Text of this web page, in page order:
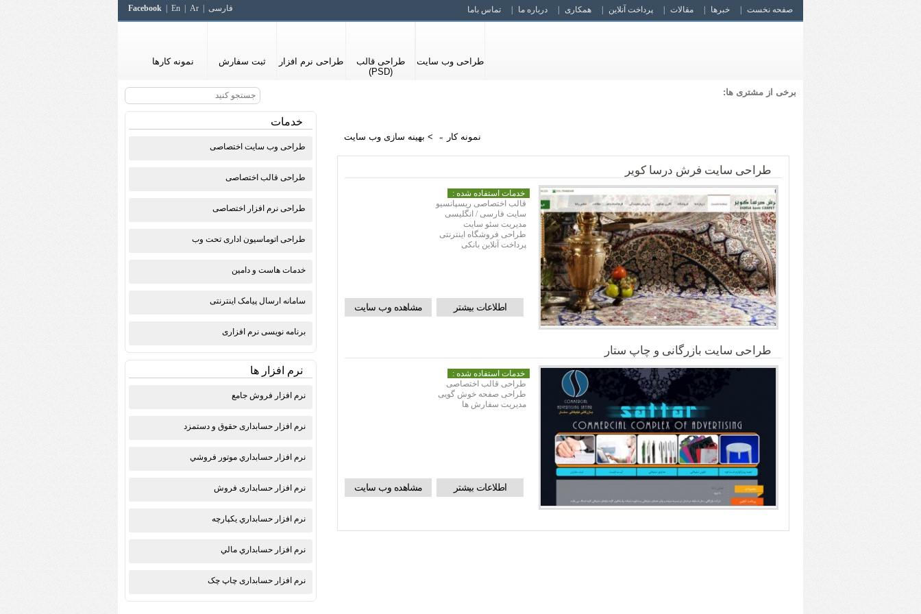
صفحه نخست خبرها مقالات پرداخت آنلاین همکاری درباره ما تماس باما Facebook En Ar فارسی
طراحی وب سایت
طراحی قالب
(PSD)
طراحی نرم افزار ثبت سفارش نمونه کارها
برخی از مشتری ها:
نمونه کار > بهینه سازی وب سایت
طراحی سایت فرش درسا کویر
خدمات استفاده شده :
قالب اختصاصی ریسپانسیو
سایت فارسی / انگلیسی
مدیریت سئو سایت
طراحی فروشگاه اینترنتی
پرداخت آنلاین بانکی
مشاهده وب سایت اطلاعات بیشتر
طراحی سایت بازرگانی و چاپ ستار
خدمات استفاده شده :
طراحی قالب اختصاصی
طراحی صفحه خوش گویی
مدیریت سفارش ها
مشاهده وب سایت اطلاعات بیشتر
خدمات
طراحی وب سایت اختصاصی
طراحی قالب اختصاصی
طراحی نرم افزار اختصاصی
طراحی اتوماسیون اداری تحت وب
خدمات هاست و دامین
سامانه ارسال پیامک اینترنتی
برنامه نویسی نرم افزاری
نرم افزار ها
نرم افزار فروش جامع
نرم افزار حسابداری حقوق و دستمزد
نرم افزار حسابداري موتور فروشي
نرم افزار حسابداری فروش
نرم افزار حسابداري يكپارچه
نرم افزار حسابداري مالي
نرم افزار حسابداری چاپ چک